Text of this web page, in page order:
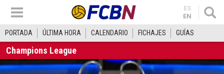
ES
EN
PORTADA ÚLTIMA HORA CALENDARIO FICHAJES GUÍAS
Champions League